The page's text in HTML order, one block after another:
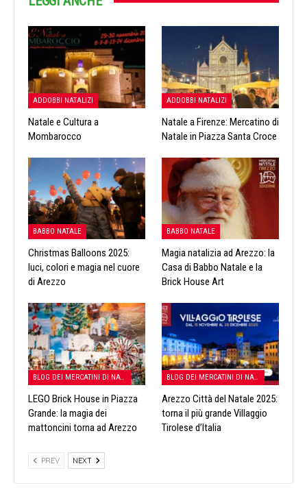
ADDOBBI NATALIZI
Natale e Cultura a
Mombarocco
ADDOBBI NATALIZI
Natale a Firenze: Mercatino di
Natale in Piazza Santa Croce
BABBO NATALE
Christmas Balloons 2025:
luci, colori e magia nel cuore
di Arezzo
BABBO NATALE
Magia natalizia ad Arezzo: la
Casa di Babbo Natale e la
Brick House Art
BLOG DEI MERCATINI DI NATALE
LEGO Brick House in Piazza
Grande: la magia dei
mattoncini torna ad Arezzo
BLOG DEI MERCATINI DI NATALE
Arezzo Città del Natale 2025:
torna il più grande Villaggio
Tirolese d’Italia
PREV NEXT